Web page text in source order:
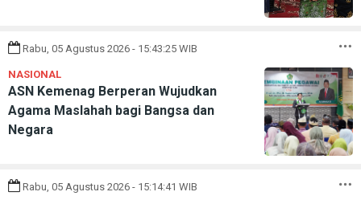
Rabu, 05 Agustus 2026 - 15:43:25 WIB
NASIONAL
ASN Kemenag Berperan Wujudkan
Agama Maslahah bagi Bangsa dan
Negara
Rabu, 05 Agustus 2026 - 15:14:41 WIB